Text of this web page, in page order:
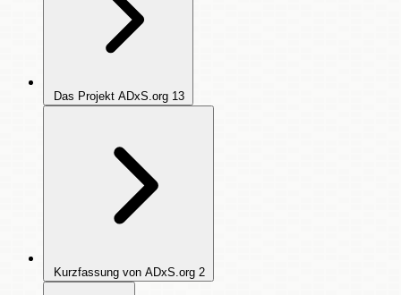
Das Projekt ADxS.org 13
Kurzfassung von ADxS.org 2